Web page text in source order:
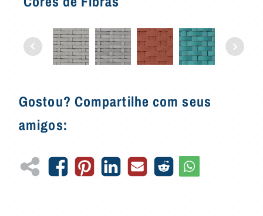
Gostou? Compartilhe com seus
amigos: